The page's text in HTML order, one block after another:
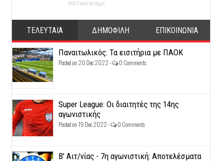
RSS Feed Widget
ΤΕΛΕΥΤΑΙΑ ΔΗΜΟΦΙΛΗ ΕΠΙΚΟΙΝΩΝΙΑ
Παναιτωλικός: Τα εισιτήρια με ΠΑΟΚ
Posted on 20 Dec 2022 - 0 Comments
Super League: Οι διαιτητές της 14ης
αγωνιστικής
Posted on 19 Dec 2022 - 0 Comments
Β' Αιτ/νίας - 7η αγωνιστική: Αποτελέσματα